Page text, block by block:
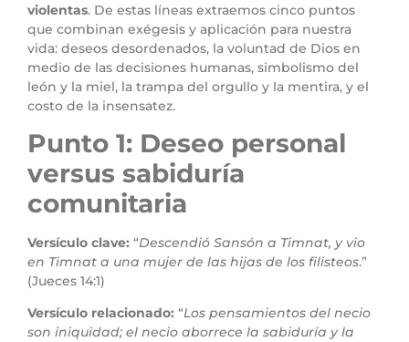
violentas. De estas líneas extraemos cinco puntos
que combinan exégesis y aplicación para nuestra
vida: deseos desordenados, la voluntad de Dios en
medio de las decisiones humanas, simbolismo del
león y la miel, la trampa del orgullo y la mentira, y el
costo de la insensatez.
Punto 1: Deseo personal
versus sabiduría
comunitaria
Versículo clave: “Descendió Sansón a Timnat, y vio
en Timnat a una mujer de las hijas de los filisteos.”
(Jueces 14:1)
Versículo relacionado: “Los pensamientos del necio
son iniquidad; el necio aborrece la sabiduría y la